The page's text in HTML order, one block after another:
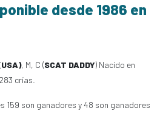
desde 1986 en
, M, C (SCAT DADDY) Nacido en
crías.
159 son ganadores y 48 son ganadores